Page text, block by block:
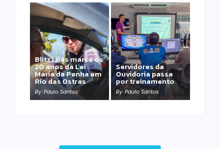
Blitz Lilás marca os
20 anos da Lei
Maria da Penha em
Rio das Ostras
By Paulo Santos
Servidores da
Ouvidoria passa
por treinamento
By Paulo Santos